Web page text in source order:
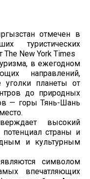
отмечен в
туристических
The New York Times
в ежегодном
направлений,
планеты от
до природных
— горы Тянь-Шань
высокий
страны и
и культурным
символом
впечатляющих